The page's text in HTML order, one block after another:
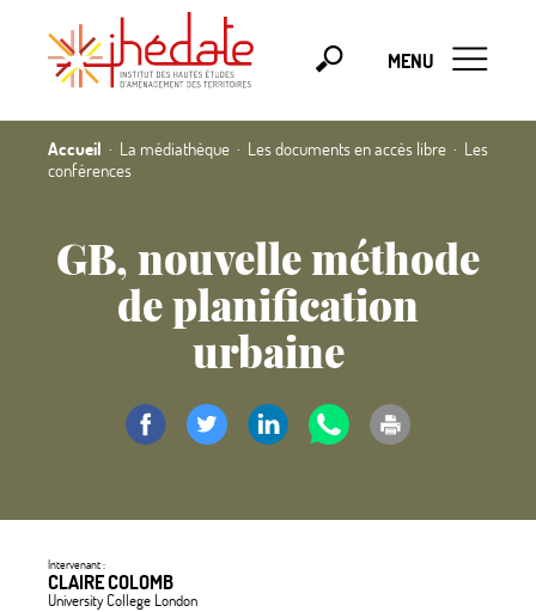
MENU
Accueil La médiathèque Les documents en accès libre
Les
conférences
GB, nouvelle méthode
de planification
urbaine
Intervenant :
CLAIRE COLOMB
University College London